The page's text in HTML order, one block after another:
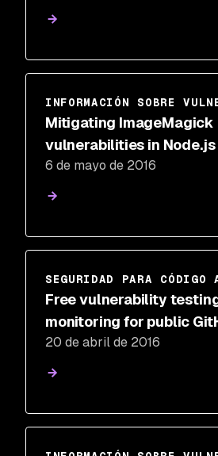
INFORMACIÓN SOBRE
Mitigating ImageMagick
vulnerabilities in Node.js
6 de mayo de 2016
SEGURIDAD PARA CÓDIGO
Free vulnerability
monitoring for public
20 de abril de 2016